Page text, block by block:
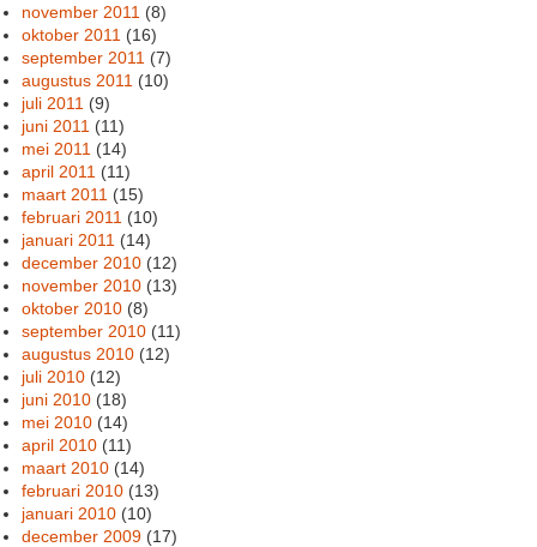
november 2011 (8)
oktober 2011 (16)
september 2011 (7)
augustus 2011 (10)
juli 2011 (9)
juni 2011 (11)
mei 2011 (14)
april 2011 (11)
maart 2011 (15)
februari 2011 (10)
januari 2011 (14)
december 2010 (12)
november 2010 (13)
oktober 2010 (8)
september 2010 (11)
augustus 2010 (12)
juli 2010 (12)
juni 2010 (18)
mei 2010 (14)
april 2010 (11)
maart 2010 (14)
februari 2010 (13)
januari 2010 (10)
december 2009 (17)